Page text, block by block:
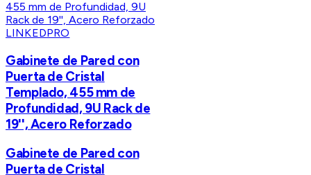
LINKEDPRO
Gabinete de Pared con
Puerta de Cristal
Templado, 455 mm de
Profundidad, 9U Rack de
19'', Acero Reforzado
Gabinete de Pared con
Puerta de Cristal